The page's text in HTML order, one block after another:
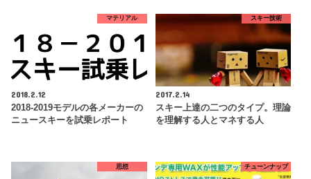
マテリアル
2018.2.12
2018-2019モデルの各メーカーの
ニュースキーを試乗レポート
スキー技術
2017.2.14
スキー上達の二つのタイプ。理論
を理解する人とマネする人
思想 チューンナップ